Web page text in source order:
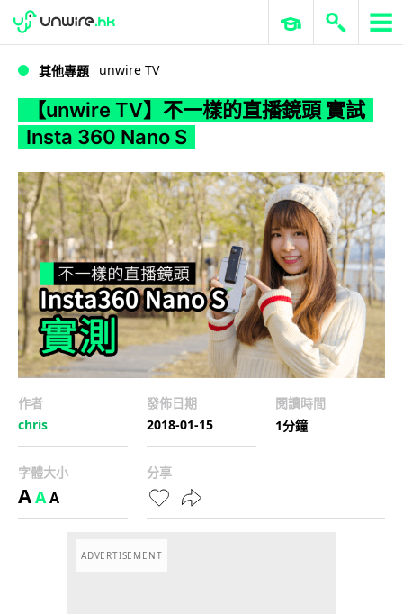
WWDC 2026 ERP 與商業 AI
其他專題 unwire TV
【unwire TV】不一樣的直播鏡頭 實試
Insta 360 Nano S
作者
chris
發佈日期
2018-01-15
閱讀時間
1分鐘
字體大小
AAA
分享
ADVERTISEMENT